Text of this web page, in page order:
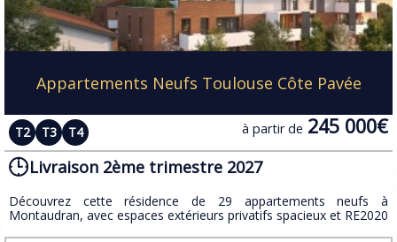
Appartements Neufs Toulouse Côte Pavée
T2 T3 T4 à partir de 245 000€
Livraison 2ème trimestre 2027
​Découvrez cette résidence de 29 appartements neufs à
Montaudran, avec espaces extérieurs privatifs spacieux et RE2020